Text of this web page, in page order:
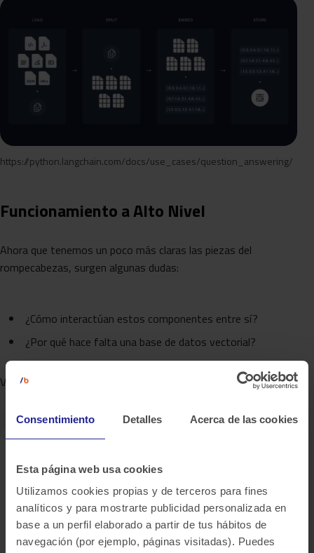
Consentimiento Detalles Acerca de las cookies
Esta página web usa cookies
Utilizamos cookies propias y de terceros para fines
analíticos y para mostrarte publicidad personalizada en
base a un perfil elaborado a partir de tus hábitos de
navegación (por ejemplo, páginas visitadas). Puedes
https://python.langchain.com/docs/use_cases/question_answering/
Funcionamiento a Alto Nivel
Ahora que tenemos un poco más claras las piezas del
rompecabezas, surgen algunas dudas:
¿Cómo interactúan estos componentes entre sí?
¿Por qué hace falta una base de datos vectorial?
Vamos a intentar esclarecer un poco el asunto.